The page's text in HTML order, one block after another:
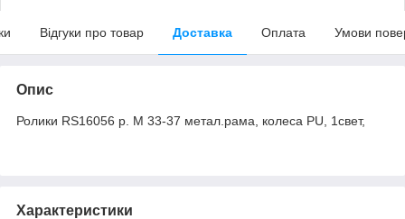
Відгуки про товар Доставка Оплата Умови
Опис
Ролики RS16056 р. M 33-37 метал.рама, колеса PU, 1свет,
Характеристики